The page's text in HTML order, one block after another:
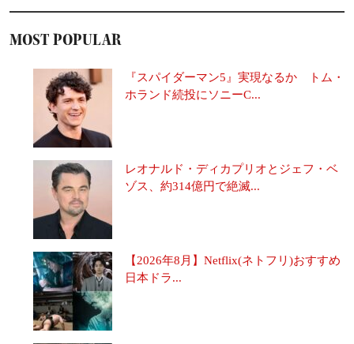
MOST POPULAR
『スパイダーマン5』実現なるか トム・
ホランド続投にソニーC...
レオナルド・ディカプリオとジェフ・ベ
ゾス、約314億円で絶滅...
【2026年8月】Netflix(ネトフリ)おすすめ
日本ドラ...